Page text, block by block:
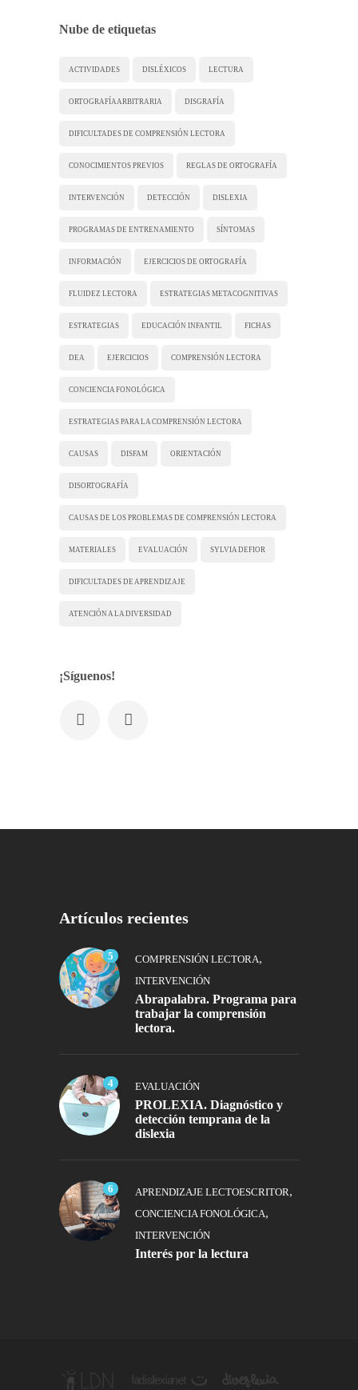
Nube de etiquetas
ACTIVIDADES DISLÉXICOS LECTURA
ORTOGRAFÍA ARBITRARIA DISGRAFÍA
DIFICULTADES DE COMPRENSIÓN LECTORA
CONOCIMIENTOS PREVIOS REGLAS DE ORTOGRAFÍA
INTERVENCIÓN DETECCIÓN DISLEXIA
PROGRAMAS DE ENTRENAMIENTO SÍNTOMAS
INFORMACIÓN EJERCICIOS DE ORTOGRAFÍA
FLUIDEZ LECTORA ESTRATEGIAS METACOGNITIVAS
ESTRATEGIAS EDUCACIÓN INFANTIL FICHAS
DEA EJERCICIOS COMPRENSIÓN LECTORA
CONCIENCIA FONOLÓGICA
ESTRATEGIAS PARA LA COMPRENSIÓN LECTORA
CAUSAS DISFAM ORIENTACIÓN
DISORTOGRAFÍA
CAUSAS DE LOS PROBLEMAS DE COMPRENSIÓN LECTORA
MATERIALES EVALUACIÓN SYLVIA DEFIOR
DIFICULTADES DE APRENDIZAJE
ATENCIÓN A LA DIVERSIDAD
¡Síguenos!
Artículos recientes
5 COMPRENSIÓN LECTORA,
INTERVENCIÓN
Abrapalabra. Programa para
trabajar la comprensión
lectora.
4 EVALUACIÓN
PROLEXIA. Diagnóstico y
detección temprana de la
dislexia
6 APRENDIZAJE LECTOESCRITOR,
CONCIENCIA FONOLÓGICA,
INTERVENCIÓN
Interés por la lectura